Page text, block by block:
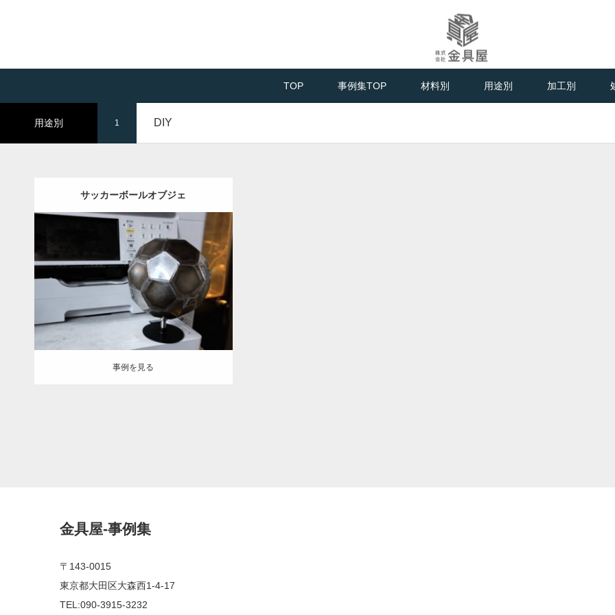
TOP 事例集TOP 材料別 用途別 加工別
用途別 1 DIY
サッカーボールオブジェ
Category:DIY
事例を見る
金具屋-事例集
〒143-0015
東京都大田区大森西1-4-17
TEL:090-3915-3232